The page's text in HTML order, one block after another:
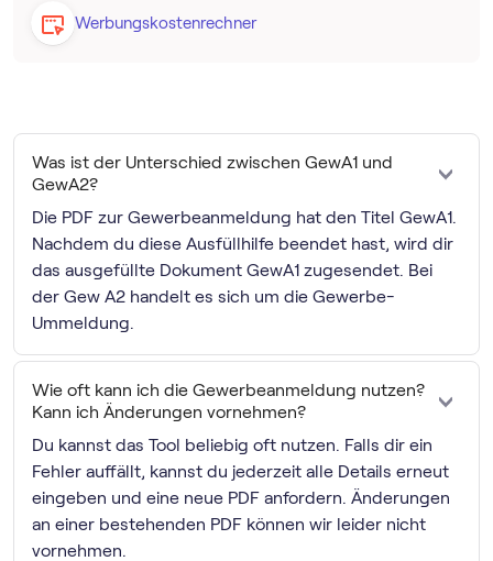
Werbungskostenrechner
Was ist der Unterschied zwischen GewA1 und
GewA2?
Die PDF zur Gewerbeanmeldung hat den Titel GewA1.
Nachdem du diese Ausfüllhilfe beendet hast, wird dir
das ausgefüllte Dokument GewA1 zugesendet. Bei
der Gew A2 handelt es sich um die Gewerbe-
Ummeldung.
Wie oft kann ich die Gewerbeanmeldung nutzen?
Kann ich Änderungen vornehmen?
Du kannst das Tool beliebig oft nutzen. Falls dir ein
Fehler auffällt, kannst du jederzeit alle Details erneut
eingeben und eine neue PDF anfordern. Änderungen
an einer bestehenden PDF können wir leider nicht
vornehmen.